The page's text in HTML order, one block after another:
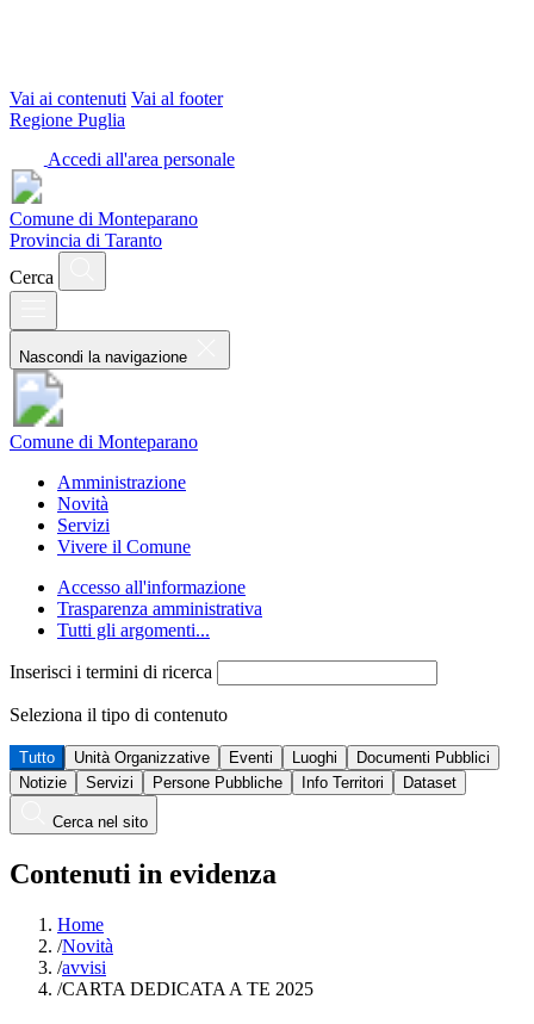
Vai ai contenuti Vai al footer
Regione Puglia
Accedi all'area personale
Comune di Monteparano
Provincia di Taranto
Cerca
Nascondi la navigazione
Comune di Monteparano
Amministrazione
Novità
Servizi
Vivere il Comune
Accesso all'informazione
Trasparenza amministrativa
Tutti gli argomenti...
Inserisci i termini di ricerca
Seleziona il tipo di contenuto
Tutto Unità Organizzative Eventi Luoghi
Documenti Pubblici
Notizie
Servizi Persone Pubbliche Info Territori Dataset
Cerca nel sito
Contenuti in evidenza
Home
/Novità
/avvisi
/CARTA DEDICATA A TE 2025